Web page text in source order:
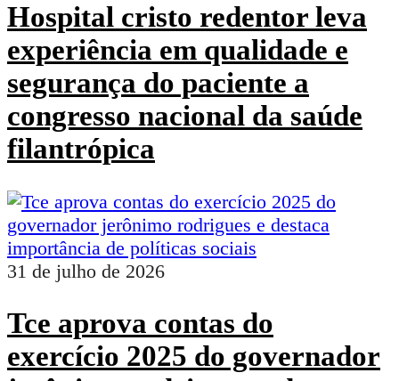
Hospital cristo redentor leva
experiência em qualidade e
segurança do paciente a
congresso nacional da saúde
filantrópica
31 de julho de 2026
Tce aprova contas do
exercício 2025 do governador